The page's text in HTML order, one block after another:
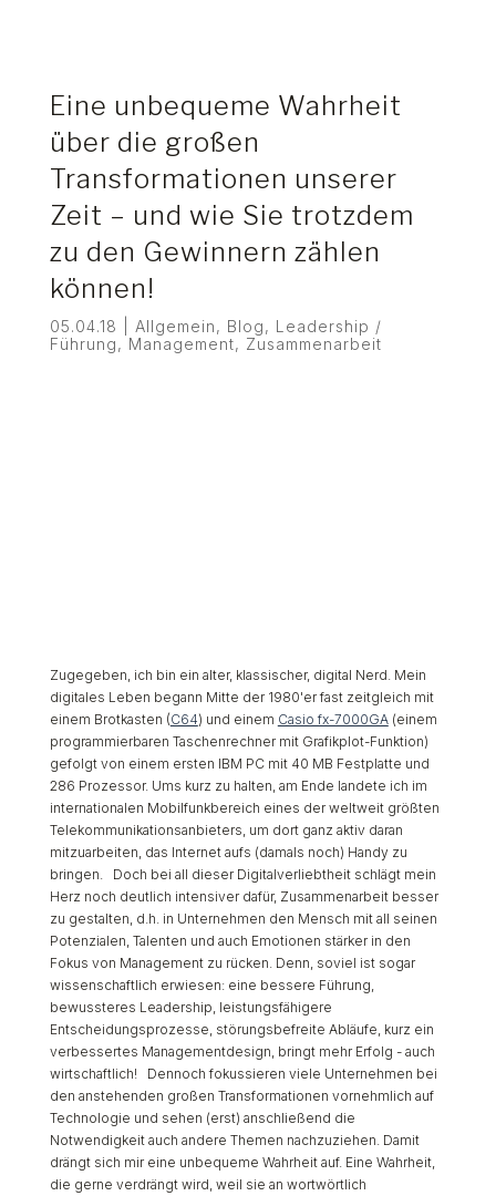
Eine unbequeme Wahrheit
über die großen
Transformationen unserer
Zeit – und wie Sie trotzdem
zu den Gewinnern zählen
können!
05.04.18 Allgemein, Blog, Leadership /
Führung, Management, Zusammenarbeit
Zugegeben, ich bin ein alter, klassischer, digital Nerd. Mein
digitales Leben begann Mitte der 1980'er fast zeitgleich mit
einem Brotkasten (C64) und einem Casio fx-7000GA(einem
programmierbaren Taschenrechner mit Grafikplot-Funktion)
gefolgt von einem ersten IBM PC mit 40 MB Festplatte und
286 Prozessor. Ums kurz zu halten, am Ende landete ich im
internationalen Mobilfunkbereich eines der weltweit größten
Telekommunikationsanbieters, um dort ganz aktiv daran
mitzuarbeiten, das Internet aufs (damals noch) Handy zu
bringen. Doch bei all dieser Digitalverliebtheit schlägt mein
Herz noch deutlich intensiver dafür, Zusammenarbeit besser
zu gestalten, d.h. in Unternehmen den Mensch mit all seinen
Potenzialen, Talenten und auch Emotionen stärker in den
Fokus von Management zu rücken. Denn, soviel ist sogar
wissenschaftlich erwiesen: eine bessere Führung,
bewussteres Leadership, leistungsfähigere
Entscheidungsprozesse, störungsbefreite Abläufe, kurz ein
verbessertes Managementdesign, bringt mehr Erfolg - auch
wirtschaftlich! Dennoch fokussieren viele Unternehmen bei
den anstehenden großen Transformationen vornehmlich auf
Technologie und sehen (erst) anschließend die
Notwendigkeit auch andere Themen nachzuziehen. Damit
drängt sich mir eine unbequeme Wahrheit auf. Eine Wahrheit,
die gerne verdrängt wird, weil sie an wortwörtlich